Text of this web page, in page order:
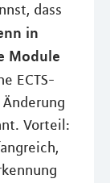
dass
in
Module
ECTS-
Vorteil: